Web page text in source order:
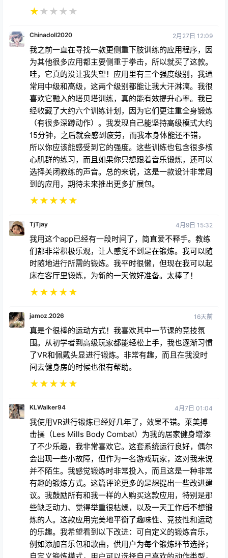
★★ ★ ★ ★
Chinadoll2020 2月27日 12:09
我之前一直在寻找一款更侧重下肢训练的应用程序，因
为其他很多应用都主要侧重于拳击，所以就买了这款。
哇，它真的没让我失望！应用里有三个强度级别，我通
常用中级和高级，这两个级别都能让我大汗淋漓。我很
喜欢它融入的塔贝塔训练，真的能有效提升心率。我已
经收藏了大约六个训练计划，因为它们更注重全身锻炼
（有很多深蹲动作）。我发现自己能坚持高级模式大约
15分钟，之后就会感到疲劳，而我本身体能还不错，
所以你应该能感受到它的强度。这些训练也包含很多核
心肌群的练习，而且如果你只想跟着音乐锻炼，还可以
选择关闭教练的声音。总的来说，这是一款设计非常周
到的应用，期待未来推出更多扩展包。
★★★★★
TjTjay 4月9日 15:32
我用这个app已经有一段时间了，简直爱不释手。教练
们都非常积极乐观，让人感觉不到是在锻炼。我可以随
时随地进行所需的锻炼。我平时很懒，但现在我可以起
床在客厅里锻炼，为新的一天做好准备。太棒了！
★★★★★
jamoz.2026 16天前
真是个很棒的运动方式！我喜欢其中一节课的竞技氛
围。从初学者到高级玩家都能轻松上手，我也逐渐习惯
了VR和佩戴头显进行锻炼。非常有趣，而且在我没时
间去健身房的时候也很有帮助。
★★★★★
KLWalker94 4月7日 01:04
我使用VR进行锻炼已经好几年了，效果不错。莱美搏
击操（Les Mills Body Combat）为我的居家健身增添
了不少乐趣，我非常喜欢它。这套系统运行良好，偶尔
会出现一些小故障，但作为一名游戏玩家，这对我来说
并不陌生。我感觉锻炼时非常投入，而且这是一种非常
有趣的锻炼方式。这篇评论更多的是想提出一些改进建
议。我鼓励所有和我一样的人购买这款应用，特别是那
些缺乏动力、觉得举重很枯燥，以及一天工作后不想锻
炼的人。这款应用完美地平衡了趣味性、竞技性和运动
的乐趣。我希望看到以下改进：可自定义的锻炼音乐，
例如添加音乐包和歌曲，供用户为每个锻炼环节选择；